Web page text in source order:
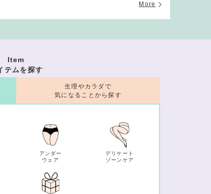
More
Item
テムを探す
アンダー
ウェア
デリケート
ゾーンケア
生理やカラダで
気になることから探す